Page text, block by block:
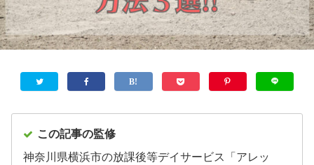
この記事の監修
神奈川県横浜市の放課後等デイサービス「アレッ